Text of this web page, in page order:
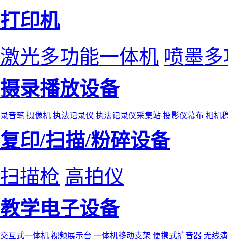
打印机
激光多功能一体机 喷墨
摄录播放设备
录音笔 摄像机 执法记录仪 执法记录仪采集站 投影仪幕布 相机
复印/扫描/粉碎设备
扫描枪 高拍仪
教学电子设备
交互式一体机 视频展示台 一体机移动支架 便携式扩音器 无线